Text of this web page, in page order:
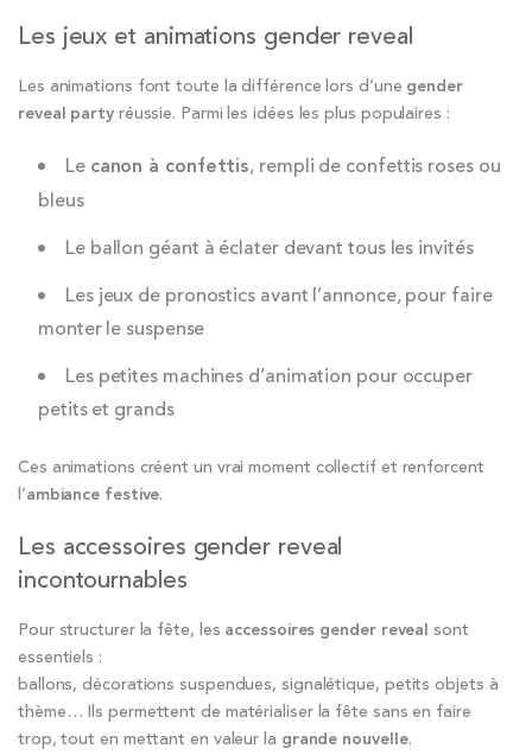
Les jeux et animations gender reveal
Les animations font toute la différence lors d’une gender
reveal partyréussie. Parmi les idées les plus populaires :
Le canon à confettis, rempli de confettis roses ou
bleus
Le ballon géant à éclater devant tous les invités
Les jeux de pronostics avant l’annonce, pour faire
monter le suspense
Les petites machines d’animation pour occuper
petits et grands
Ces animations créent un vrai moment collectif et renforcent
l’ambiance festive.
Les accessoires gender reveal
incontournables
Pour structurer la fête, les accessoires gender reveal sont
essentiels :
ballons, décorations suspendues, signalétique, petits objets à
thème… Ils permettent de matérialiser la fête sans en faire
trop, tout en mettant en valeur la grande nouvelle.